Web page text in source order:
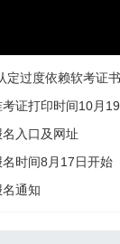
定过度依赖软考证书
证打印时间10月
入口及网址
时间8月17日开始
通知